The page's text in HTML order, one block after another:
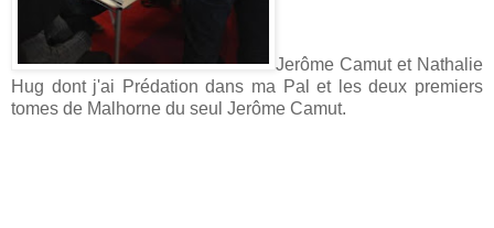
Jerôme Camut et Nathalie
Hug dont j'ai Prédation dans ma Pal et les deux premiers
tomes de Malhorne du seul Jerôme Camut.